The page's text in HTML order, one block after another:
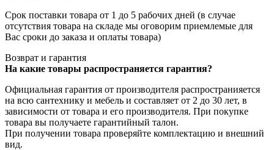
Срок поставки товара от 1 до 5 рабочих дней (в случае
отсутствия товара на складе мы оговорим приемлемые для
Вас сроки до заказа и оплаты товара)
Возврат и гарантия
На какие товары распространяется гарантия?
Официальная гарантия от производителя распространияется
на всю сантехнику и мебель и составляет от 2 до 30 лет, в
зависимости от товара и его производителя. При покупке
товара вы получаете гарантийный талон.
При получении товара проверяйте комплектацию и внешний
вид.